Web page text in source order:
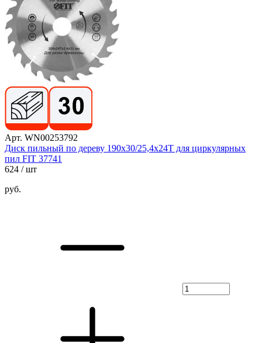
Арт. WN00253792
Диск пильный по дереву 190х30/25,4х24T для циркулярных
пил FIT 37741
624 / шт
руб.